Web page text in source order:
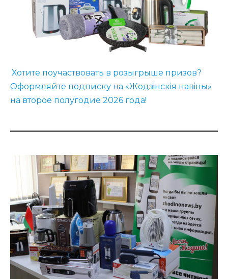
Хотите поучаствовать в розыгрыше призов?
Оформляйте подписку на «Жодзiнскiя навiны»
на второе полугодие 2026 года!